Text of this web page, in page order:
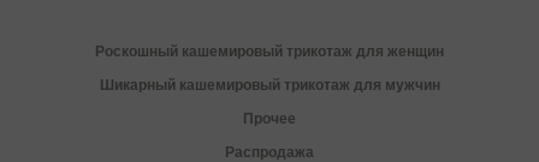
Роскошный кашемировый трикотаж для женщин
Шикарный кашемировый трикотаж для мужчин
Прочее
Распродажа